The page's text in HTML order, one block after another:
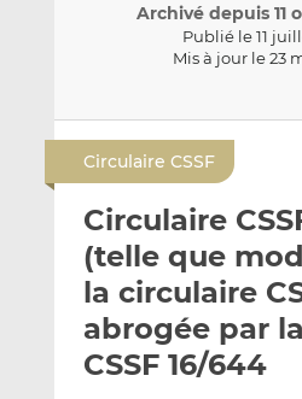
Archivé depuis 11
Publié le 11
Mis à jour le 23
y
e
r
p
a
r
a
g
e
r
s
a
g
e
r
Circulaire CSSF
Circulaire
(telle que
la circulaire
abrogée par
CSSF 16/644